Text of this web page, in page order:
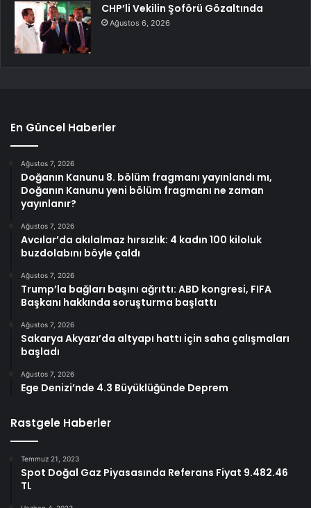
CHP’li Vekilin Şoförü Gözaltında
Ağustos 6, 2026
En Güncel Haberler
Ağustos 7, 2026
Doğanın Kanunu 8. bölüm fragmanı yayınlandı mı,
Doğanın Kanunu yeni bölüm fragmanı ne zaman
yayınlanır?
Ağustos 7, 2026
Avcılar’da akılalmaz hırsızlık: 4 kadın 100 kiloluk
buzdolabını böyle çaldı
Ağustos 7, 2026
Trump’la bağları başını ağrıttı: ABD kongresi, FIFA
Başkanı hakkında soruşturma başlattı
Ağustos 7, 2026
Sakarya Akyazı’da altyapı hattı için saha çalışmaları
başladı
Ağustos 7, 2026
Ege Denizi’nde 4.3 Büyüklüğünde Deprem
Rastgele Haberler
Temmuz 21, 2023
Spot Doğal Gaz Piyasasında Referans Fiyat 9.482.46
TL